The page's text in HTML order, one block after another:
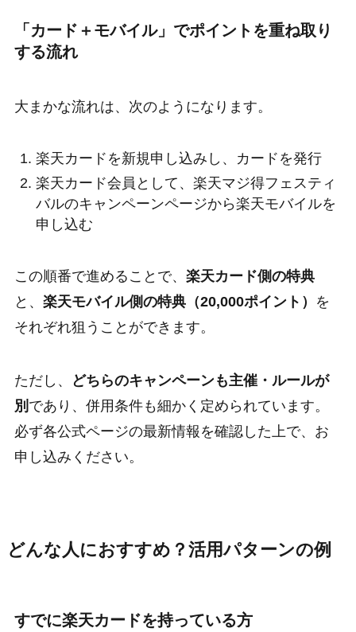
「カード＋モバイル」でポイントを重ね取り
する流れ
大まかな流れは、次のようになります。
楽天カードを新規申し込みし、カードを発行
楽天カード会員として、楽天マジ得フェスティ
バルのキャンペーンページから楽天モバイルを
申し込む
この順番で進めることで、 楽天カード側の特典
と、 楽天モバイル側の特典（20,000ポイント）
を
それぞれ狙うことができます。
ただし、
どちらのキャンペーンも主催・ルールが
別 であり、併用条件も細かく定められています。
必ず各公式ページの最新情報を確認した上で、お
申し込みください。
どんな人におすすめ？活用パターンの例
すでに楽天カードを持っている方